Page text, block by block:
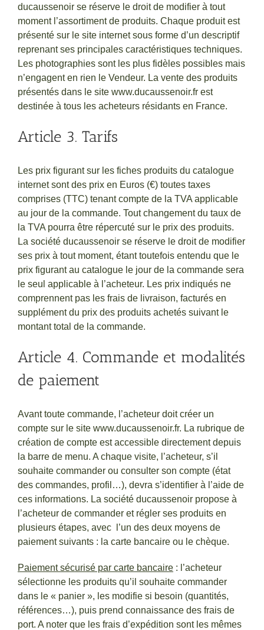
ducaussenoir se réserve le droit de modifier à tout
moment l’assortiment de produits. Chaque produit est
présenté sur le site internet sous forme d’un descriptif
reprenant ses principales caractéristiques techniques.
Les photographies sont les plus fidèles possibles mais
n’engagent en rien le Vendeur. La vente des produits
présentés dans le site www.ducaussenoir.fr est
destinée à tous les acheteurs résidants en France.
Article 3. Tarifs
Les prix figurant sur les fiches produits du catalogue
internet sont des prix en Euros (€) toutes taxes
comprises (TTC) tenant compte de la TVA applicable
au jour de la commande. Tout changement du taux de
la TVA pourra être répercuté sur le prix des produits.
La société ducaussenoir se réserve le droit de modifier
ses prix à tout moment, étant toutefois entendu que le
prix figurant au catalogue le jour de la commande sera
le seul applicable à l’acheteur. Les prix indiqués ne
comprennent pas les frais de livraison, facturés en
supplément du prix des produits achetés suivant le
montant total de la commande.
Article 4. Commande et modalités
de paiement
Avant toute commande, l’acheteur doit créer un
compte sur le site www.ducaussenoir.fr. La rubrique de
création de compte est accessible directement depuis
la barre de menu. A chaque visite, l’acheteur, s’il
souhaite commander ou consulter son compte (état
des commandes, profil…), devra s’identifier à l’aide de
ces informations. La société ducaussenoir propose à
l’acheteur de commander et régler ses produits en
plusieurs étapes, avec l’un des deux moyens de
paiement suivants : la carte bancaire ou le chèque.
Paiement sécurisé par carte bancaire : l’acheteur
sélectionne les produits qu’il souhaite commander
dans le « panier », les modifie si besoin (quantités,
références…), puis prend connaissance des frais de
port. A noter que les frais d’expédition sont les mêmes